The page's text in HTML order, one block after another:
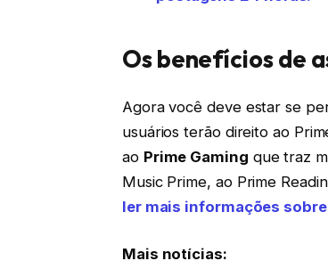
Os benefícios de
Agora você deve estar se
usuários terão direito ao
ao Prime Gaming que traz
Music Prime, ao Prime
ler mais informações
Mais notícias: